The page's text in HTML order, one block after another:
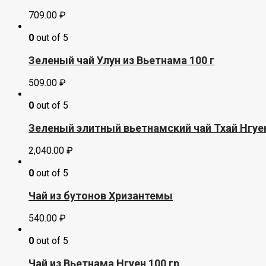
709.00 ₽
0 out of 5
Зеленый чай Улун из Вьетнама 100 г
509.00 ₽
0 out of 5
Зеленый элитный вьетнамский чай Тхай
2,040.00 ₽
0 out of 5
Чай из бутонов Хризантемы
540.00 ₽
0 out of 5
Чай из Вьетнама Нгуен 100 гр